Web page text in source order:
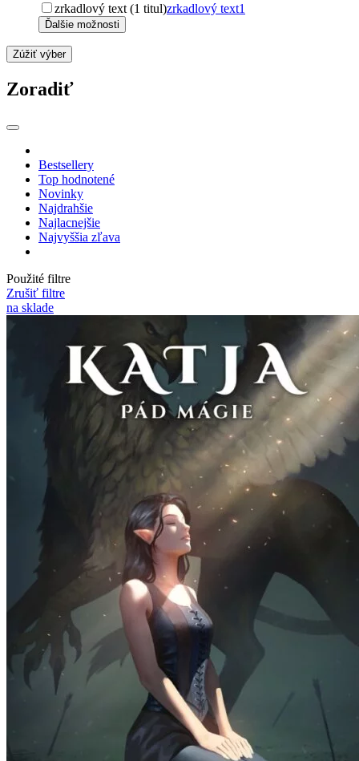
zrkadlový text (1 titul)zrkadlový text1
Ďalšie možnosti
Zúžiť výber
Zoradiť
Bestsellery
Top hodnotené
Novinky
Najdrahšie
Najlacnejšie
Najvyššia zľava
Použité filtre
Zrušiť filtre
na sklade